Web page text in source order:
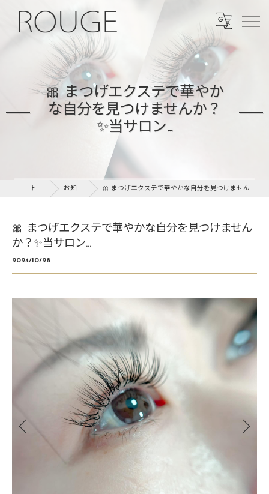
🎀 まつげエクステで華やか
な自分を見つけませんか？
✨当サロン...
トップ お知らせ 🎀 まつげエクステで華やかな自分を見つけませんか？✨当サロン...
🎀 まつげエクステで華やかな自分を見つけません
か？✨当サロン...
2024/10/28